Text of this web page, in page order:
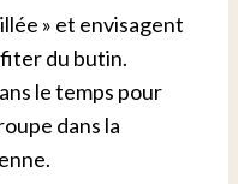
» et envisagent
du butin.
le temps pour
dans la